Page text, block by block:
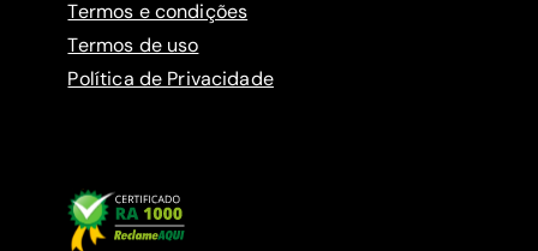
Termos e condições
Termos de uso
Política de Privacidade